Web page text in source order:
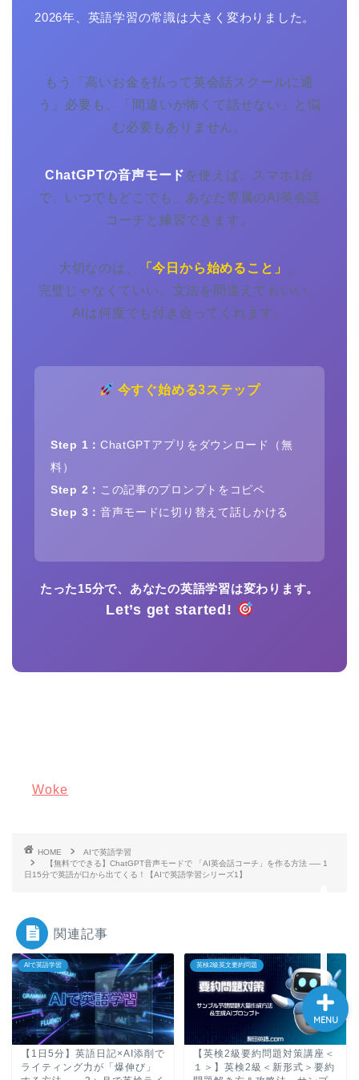
2026年、英語学習の常識は大きく変わりました。
もう「高いお金を払って英会話スクールに通
う」必要も、「間違いが怖くて話せない」と悩
む必要もありません。
ChatGPTの音声モード を使えば、スマホ1台
で、いつでもどこでも、あなた専属のAI英会話
コーチと練習できます。
大切なのは、 「今日から始めること」 。
完璧じゃなくていい。文法を間違えてもいい。
AIは何度でも付き合ってくれます。
今すぐ始める3ステップ
Step 1： ChatGPTアプリをダウンロード（無
料）
Step 2： この記事のプロンプトをコピペ
Step 3： 音声モードに切り替えて話しかける
たった15分で、あなたの英語学習は変わります。
Let’s get started!
Woke
HOME
AIで英語学習
【無料でできる】ChatGPT音声モードで 「AI英会話コーチ」を作る方法 ── 1
日15分で英語が口から出てくる！【AIで英語学習シリーズ1】
関連記事
AIで英語学習
【1日5分】英語日記×AI添削で
ライティング力が「爆伸び」
英検2級英文要約問題
【英検2級要約問題対策講座＜
１＞】英検2級＜新形式＞要約
MENU
ホーム
過去記事